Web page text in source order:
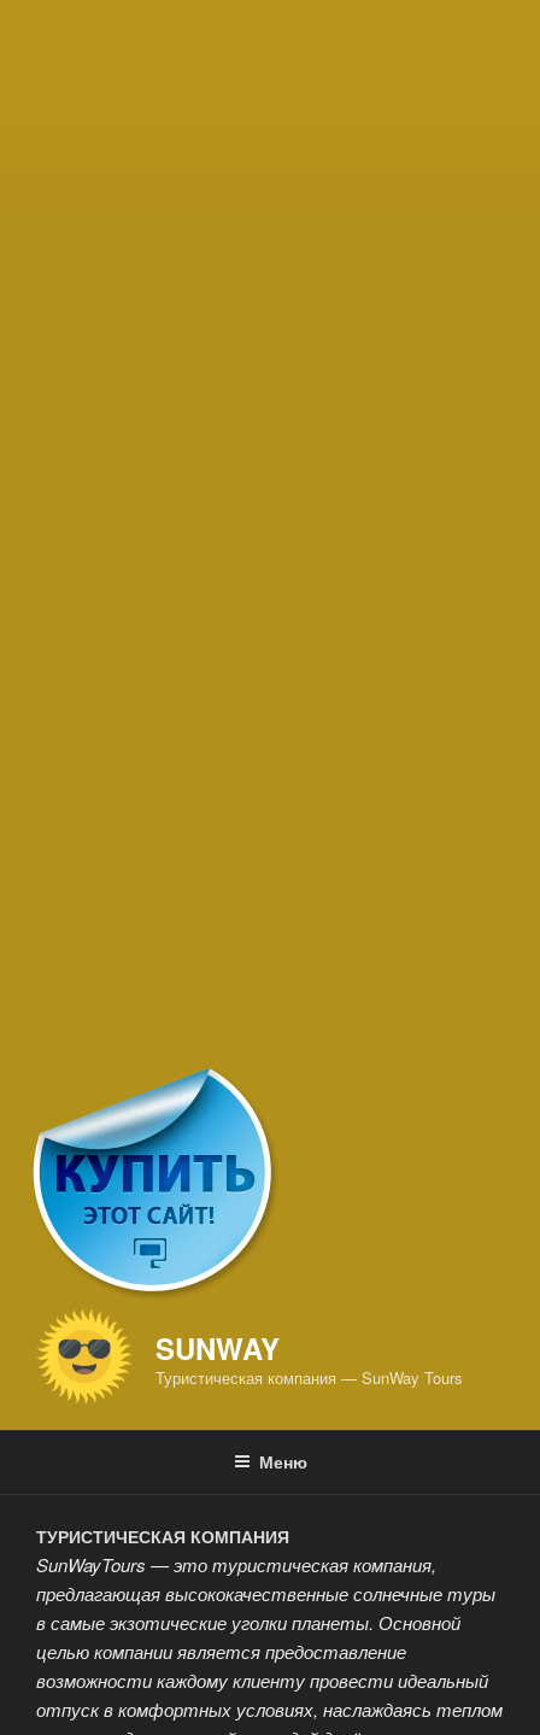
SUNWAY
Туристическая компания — SunWay Tours
Меню
ТУРИСТИЧЕСКАЯ КОМПАНИЯ
SunWayTours — это туристическая компания,
предлагающая высококачественные солнечные туры
в самые экзотические уголки планеты. Основной
целью компании является предоставление
возможности каждому клиенту провести идеальный
отпуск в комфортных условиях, наслаждаясь теплом